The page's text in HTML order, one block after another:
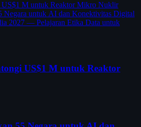
M untuk Reaktor Mikro Nuklir
Negara untuk AI dan Konektivitas Digital
2027 — Pelajaran Etika Data untuk
US$1 M untuk Reaktor